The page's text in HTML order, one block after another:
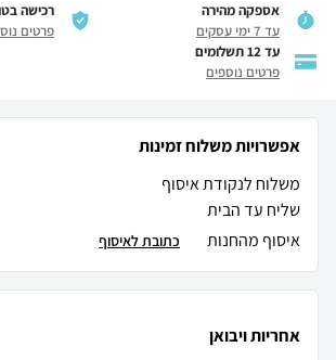
אספקה מהירה
עד 7 ימי עסקים
רכישה
פרטים
עד 12 תשלומים
פרטים נוספים
אפשרויות משלוח זמינות
משלוח לנקודת איסוף
שליח עד הבית
איסוף מהחנות
כתובת לאיסוף
אחריות ויבואן